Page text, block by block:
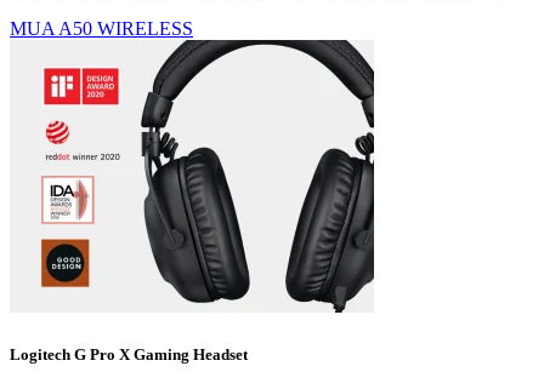
MUA A50 WIRELESS
Logitech G Pro X Gaming Headset